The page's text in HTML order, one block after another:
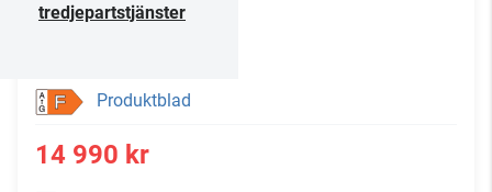
tredjepartstjänster
F Produktblad
14 990 kr